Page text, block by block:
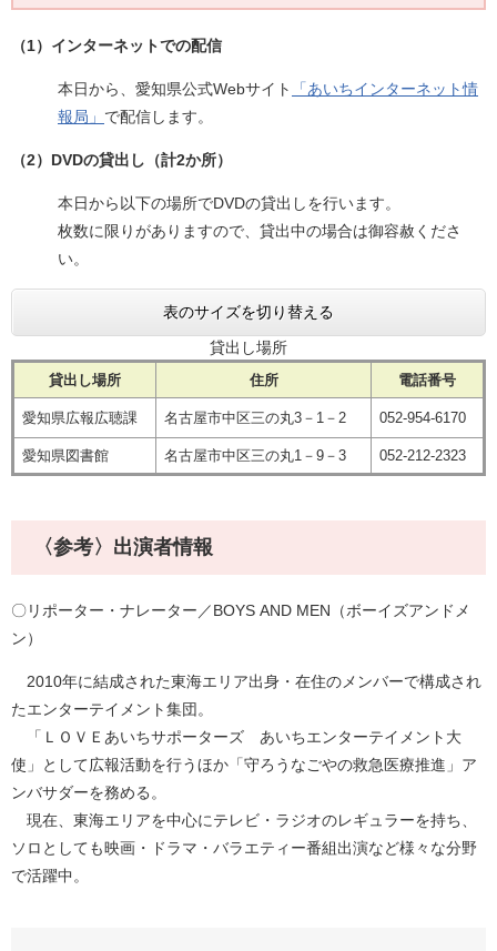
（1）インターネットでの配信
​本日から、愛知県公式Webサイト
「あいちインターネット情
報局」 で配信します。
​（2）DVDの貸出し（計2か所）
本日から以下の場所でDVDの貸出しを行います。
枚数に限りがありますので、貸出中の場合は御容赦くださ
い。
表のサイズを切り替える
貸出し場所
貸出し場所 住所 電話番号
愛知県広報広聴課 名古屋市中区三の丸3－1－2 052-954-6170
愛知県図書館 名古屋市中区三の丸1－9－3 052-212-2323
〈参考〉出演者情報
〇リポーター・ナレーター／BOYS AND MEN（ボーイズアンドメ
ン）
2010年に結成された東海エリア出身・在住のメンバーで構成され
たエンターテイメント集団。
「ＬＯＶＥあいちサポーターズ あいちエンターテイメント大
使」として広報活動を行うほか「守ろうなごやの救急医療推進」ア
ンバサダーを務める。
現在、東海エリアを中心にテレビ・ラジオのレギュラーを持ち、
ソロとしても映画・ドラマ・バラエティー番組出演など様々な分野
で活躍中。